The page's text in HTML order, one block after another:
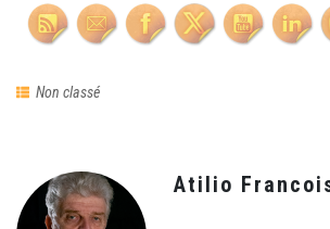
Non classé
Atilio